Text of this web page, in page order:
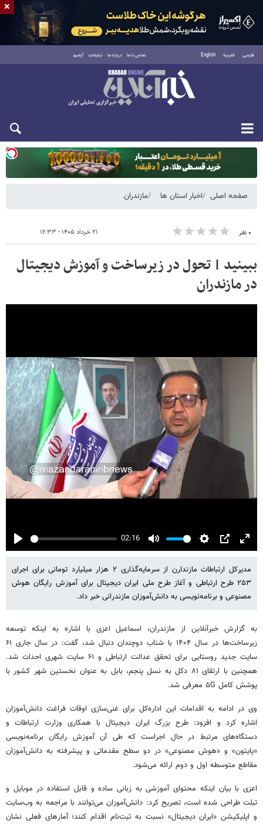
فارسی العربية English تماس با ما درباره ما تبلیغات آرشیو
یکشنبه ۱۸ مرداد ۱۴۰۵
صفحه اصلی اخبار استان ها مازندران
۰ نفر ۲۱ خرداد ۱۴۰۵ - ۱۶:۳۳
ببینید | تحول در زیرساخت و آموزش دیجیتال
در مازندران
Play
02:16
Mute
Settings
PIP
Enter
مدیرکل ارتباطات مازندارن از سرمایه‌گذاری ۲ هزار میلیارد تومانی برای اجرای
۲۵۳ طرح ارتباطی و آغاز طرح ملی ایران دیجیتال برای آموزش رایگان هوش
مصنوعی و برنامه‌نویسی به دانش‌آموزان مازندرانی خبر داد.
به گزارش خبرآنلاین از مازندران، اسماعیل اعزی با اشاره به اینکه توسعه
زیرساخت‌ها در سال ۱۴۰۴ با شتاب دوچندان دنبال شد، گفت: در سال جاری ۶۱
سایت جدید روستایی برای تحقق عدالت ارتباطی و ۶۱ سایت شهری احداث شد.
همچنین با ارتقای ۸۱ دکل به نسل پنجم، بابل به عنوان نخستین شهر کشور با
پوشش کامل ۵G معرفی شد.
وی در ادامه به اقدامات این اداره‌کل برای غنی‌سازی اوقات فراغت دانش‌آموزان
اشاره کرد و افزود: طرح بزرگ ایران دیجیتال با همکاری وزارت ارتباطات و
دستگاه‌های مرتبط در حال اجراست که طی آن آموزش رایگان برنامه‌نویسی
«پایتون» و «هوش مصنوعی» در دو سطح مقدماتی و پیشرفته به دانش‌آموزان
مقاطع متوسطه اول و دوم ارائه می‌شود.
اعزی با بیان اینکه محتوای آموزشی به زبانی ساده و قابل استفاده در موبایل و
تبلت طراحی شده است، تصریح کرد: دانش‌آموزان می‌توانند با مراجعه به وب‌سایت
و اپلیکیشن «ایران دیجیتال» نسبت به ثبت‌نام اقدام کنند؛ آمارهای فعلی نشان
×